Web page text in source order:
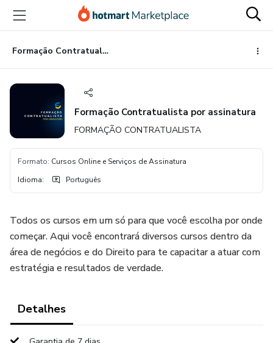
para
conteúdo
principal
para
pagamento
para
rodapé
Formação Contratualista por assinatura
Formação Contratualista por assinatura
FORMAÇÃO CONTRATUALISTA
Formato: Cursos Online e Serviços de Assinatura
Idioma: Português
Todos os cursos em um só para que você escolha por onde
começar. Aqui você encontrará diversos cursos dentro da
área de negócios e do Direito para te capacitar a atuar com
estratégia e resultados de verdade.
Detalhes